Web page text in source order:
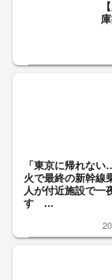
「東京に帰れな
火で最終の新幹線
人が付近施設で一
す ...